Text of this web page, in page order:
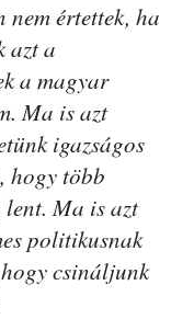
nem értettek, ha
azt a
a magyar
Ma is azt
igazságos
hogy több
lent. Ma is azt
politikusnak
csináljunk